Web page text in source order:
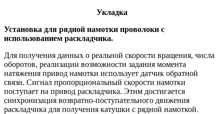
Укладка
Установка для рядной намотки проволоки с
использованием раскладчика.
Для получения данных о реальной скорости вращения, числа
оборотов, реализации возможности задания момента
натяжения привод намотки использует датчик обратной
связи. Сигнал пропорциональный скорости намотки
поступает на привод раскладчика. Этим достигается
синхронизация возвратно-поступательного движения
раскладчика для получения катушки с рядной намоткой.